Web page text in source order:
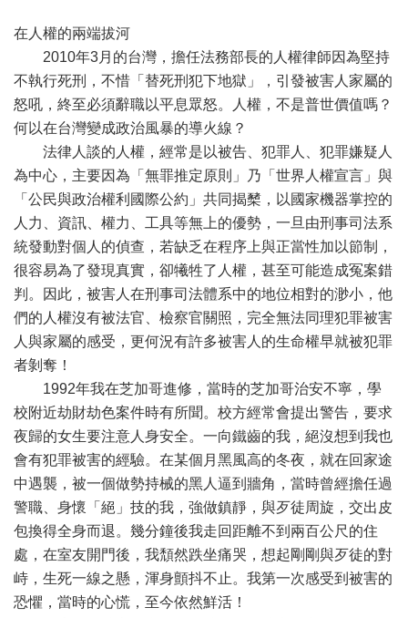
在人權的兩端拔河
2010年3月的台灣，擔任法務部長的人權律師因為堅持
不執行死刑，不惜「替死刑犯下地獄」，引發被害人家屬的
怒吼，終至必須辭職以平息眾怒。人權，不是普世價值嗎？
何以在台灣變成政治風暴的導火線？
法律人談的人權，經常是以被告、犯罪人、犯罪嫌疑人
為中心，主要因為「無罪推定原則」乃「世界人權宣言」與
「公民與政治權利國際公約」共同揭櫫，以國家機器掌控的
人力、資訊、權力、工具等無上的優勢，一旦由刑事司法系
統發動對個人的偵查，若缺乏在程序上與正當性加以節制，
很容易為了發現真實，卻犧牲了人權，甚至可能造成冤案錯
判。因此，被害人在刑事司法體系中的地位相對的渺小，他
們的人權沒有被法官、檢察官關照，完全無法同理犯罪被害
人與家屬的感受，更何況有許多被害人的生命權早就被犯罪
者剝奪！
1992年我在芝加哥進修，當時的芝加哥治安不寧，學
校附近劫財劫色案件時有所聞。校方經常會提出警告，要求
夜歸的女生要注意人身安全。一向鐵齒的我，絕沒想到我也
會有犯罪被害的經驗。在某個月黑風高的冬夜，就在回家途
中遇襲，被一個做勢持械的黑人逼到牆角，當時曾經擔任過
警職、身懷「絕」技的我，強做鎮靜，與歹徒周旋，交出皮
包換得全身而退。幾分鐘後我走回距離不到兩百公尺的住
處，在室友開門後，我頹然跌坐痛哭，想起剛剛與歹徒的對
峙，生死一線之懸，渾身顫抖不止。我第一次感受到被害的
恐懼，當時的心慌，至今依然鮮活！